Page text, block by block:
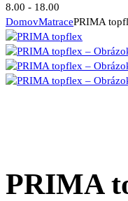
8.00 - 18.00
DomovMatracePRIMA
PRIMA